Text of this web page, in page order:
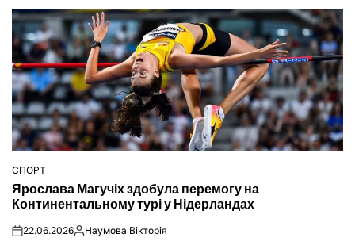
ОПУБЛІКУВАТИ
У
СПОРТ
Ярослава Магучіх здобула перемогу на
Континентальному турі у Нідерландах
on22.06.2026Опубліковано
Наумова Вікторія